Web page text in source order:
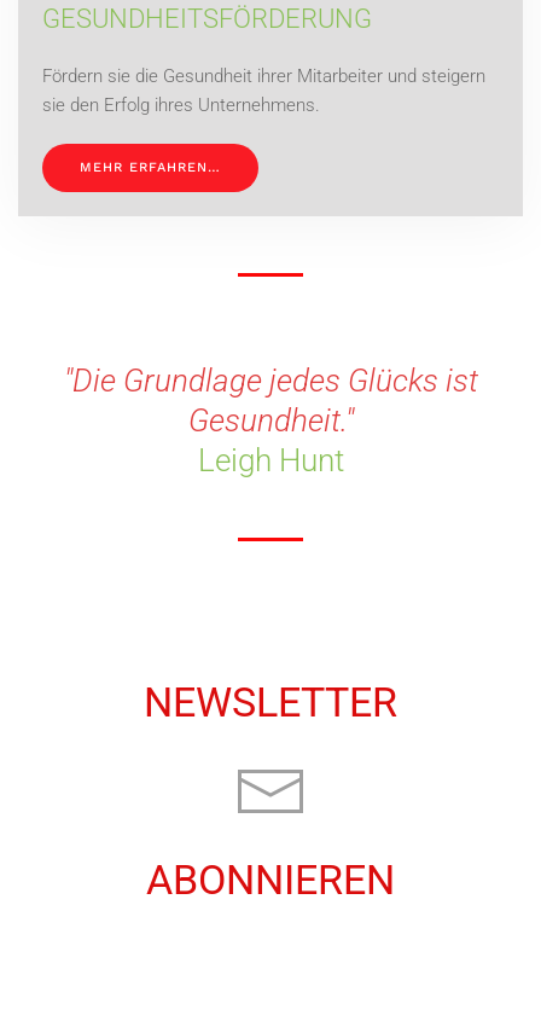
GESUNDHEITSFÖRDERUNG
Fördern sie die Gesundheit ihrer Mitarbeiter und steigern
sie den Erfolg ihres Unternehmens.
MEHR ERFAHREN…
"Die Grundlage jedes Glücks ist
Gesundheit."
Leigh Hunt
NEWSLETTER
ABONNIEREN